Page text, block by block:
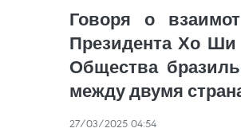
Говоря о
Президента Хо Ши
Общества
между двумя
27/03/2025 04:54